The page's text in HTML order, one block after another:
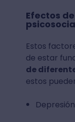
Efectos
Estos
de estar
de
estos
Depresión